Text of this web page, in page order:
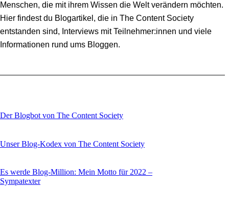
Menschen, die mit ihrem Wissen die Welt verändern möchten.
Hier findest du Blogartikel, die in The Content Society
entstanden sind, Interviews mit Teilnehmer:innen und viele
Informationen rund ums Bloggen.
Der Blogbot von The Content Society
Unser Blog-Kodex von The Content Society
Es werde Blog-Million: Mein Motto für 2022 –
Sympatexter